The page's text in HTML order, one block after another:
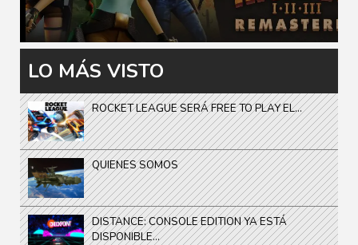
LO MÁS VISTO
ROCKET LEAGUE SERÁ FREE TO PLAY EL...
QUIENES SOMOS
DISTANCE: CONSOLE EDITION YA ESTÁ
DISPONIBLE...